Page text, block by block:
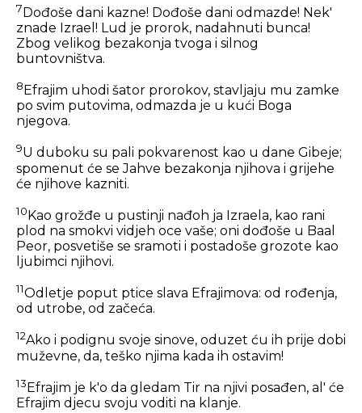
7Dođoše dani kazne! Dođoše dani odmazde! Nek'
znade Izrael! Lud je prorok, nadahnuti bunca!
Zbog velikog bezakonja tvoga i silnog
buntovništva.
8 Efrajim uhodi šator prorokov, stavljaju mu zamke
po svim putovima, odmazda je u kući Boga
njegova.
9U duboku su pali pokvarenost kao u dane Gibeje;
spomenut će se Jahve bezakonja njihova i grijehe
će njihove kazniti.
10Kao grožđe u pustinji nađoh ja Izraela, kao rani
plod na smokvi vidjeh oce vaše; oni dođoše u Baal
Peor, posvetiše se sramoti i postadoše grozote kao
ljubimci njihovi.
11Odletje poput ptice slava Efrajimova: od rođenja,
od utrobe, od začeća.
12Ako i podignu svoje sinove, oduzet ću ih prije dobi
muževne, da, teško njima kada ih ostavim!
13Efrajim je k'o da gledam Tir na njivi posađen, al' će
Efrajim djecu svoju voditi na klanje.